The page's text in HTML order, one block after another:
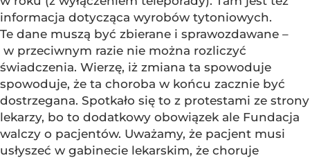
informacja dotycząca wyrobów tytoniowych.
Te dane muszą być zbierane i sprawozdawane –
w przeciwnym razie nie można rozliczyć
świadczenia. Wierzę, iż zmiana ta spowoduje
spowoduje, że ta choroba w końcu zacznie być
dostrzegana. Spotkało się to z protestami ze strony
lekarzy, bo to dodatkowy obowiązek ale Fundacja
walczy o pacjentów. Uważamy, że pacjent musi
usłyszeć w gabinecie lekarskim, że choruje